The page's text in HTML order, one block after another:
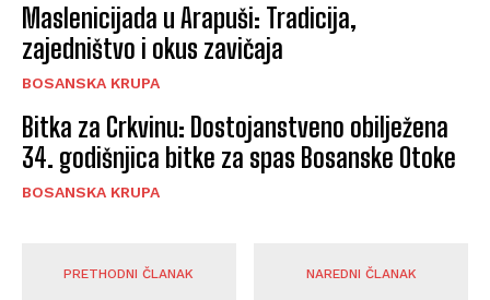
Maslenicijada u Arapuši: Tradicija,
zajedništvo i okus zavičaja
BOSANSKA KRUPA
Bitka za Crkvinu: Dostojanstveno obilježena
34. godišnjica bitke za spas Bosanske Otoke
BOSANSKA KRUPA
PRETHODNI ČLANAK NAREDNI ČLANAK